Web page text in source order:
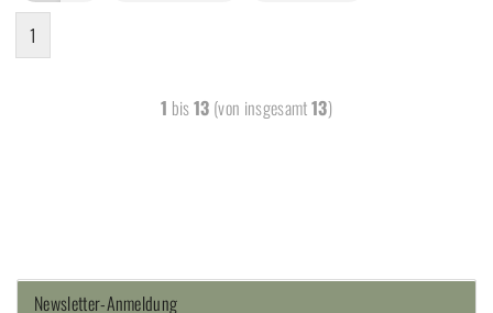
1
1 bis13 (von insgesamt13)
Newsletter-Anmeldung